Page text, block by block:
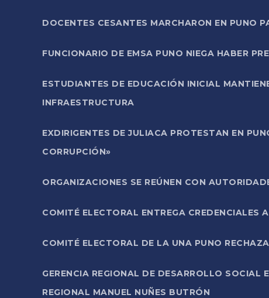
DOCENTES CESANTES MARCHARON EN PUNO
FUNCIONARIO DE EMSA PUNO NIEGA HABER
ESTUDIANTES DE EDUCACIÓN INICIAL
INFRAESTRUCTURA
EXDIRIGENTES DE JULIACA PROTESTAN EN
CORRUPCIÓN»
ORGANIZACIONES SE REÚNEN CON
COMITÉ ELECTORAL ENTREGA CREDENCIALES
COMITÉ ELECTORAL DE LA UNA PUNO
GERENCIA REGIONAL DE DESARROLLO SOCIAL
REGIONAL MANUEL NUÑES BUTRÓN